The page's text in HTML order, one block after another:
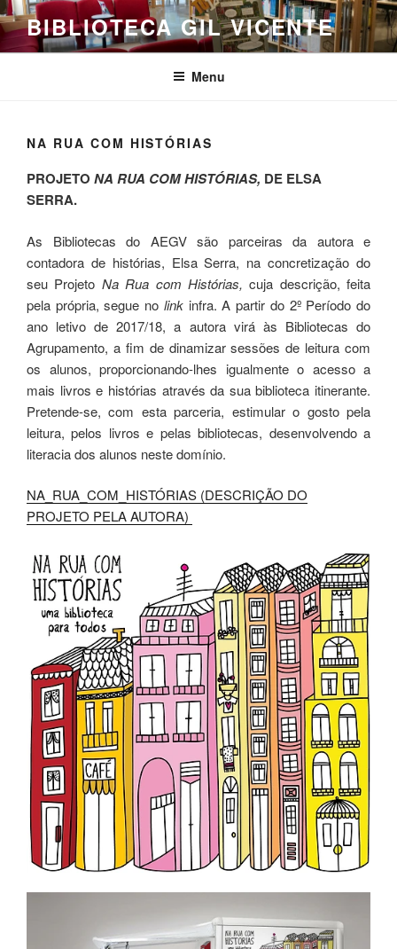
Saltar
para
o
BIBLIOTECA GIL VICENTE
Menu
NA RUA COM HISTÓRIAS
PROJETO NA RUA COM HISTÓRIAS, DE ELSA
SERRA.
As Bibliotecas do AEGV são parceiras da autora e
contadora de histórias, Elsa Serra, na concretização do
seu Projeto Na Rua com Histórias,cuja descrição, feita
pela própria, segue no linkinfra. A partir do 2º Período do
ano letivo de 2017/18, a autora virá às Bibliotecas do
Agrupamento, a fim de dinamizar sessões de leitura com
os alunos, proporcionando-lhes igualmente o acesso a
mais livros e histórias através da sua biblioteca itinerante.
Pretende-se, com esta parceria, estimular o gosto pela
leitura, pelos livros e pelas bibliotecas, desenvolvendo a
literacia dos alunos neste domínio.
NA_RUA_COM_HISTÓRIAS (DESCRIÇÃO DO
PROJETO PELA AUTORA)